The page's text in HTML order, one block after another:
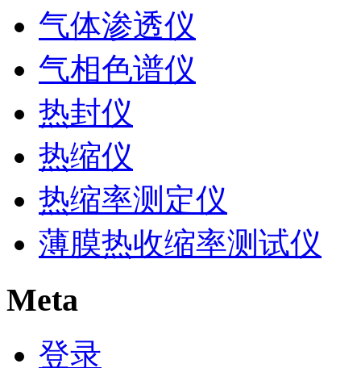
气体渗透仪
气相色谱仪
热封仪
热缩仪
热缩率测定仪
薄膜热收缩率测试仪
Meta
登录